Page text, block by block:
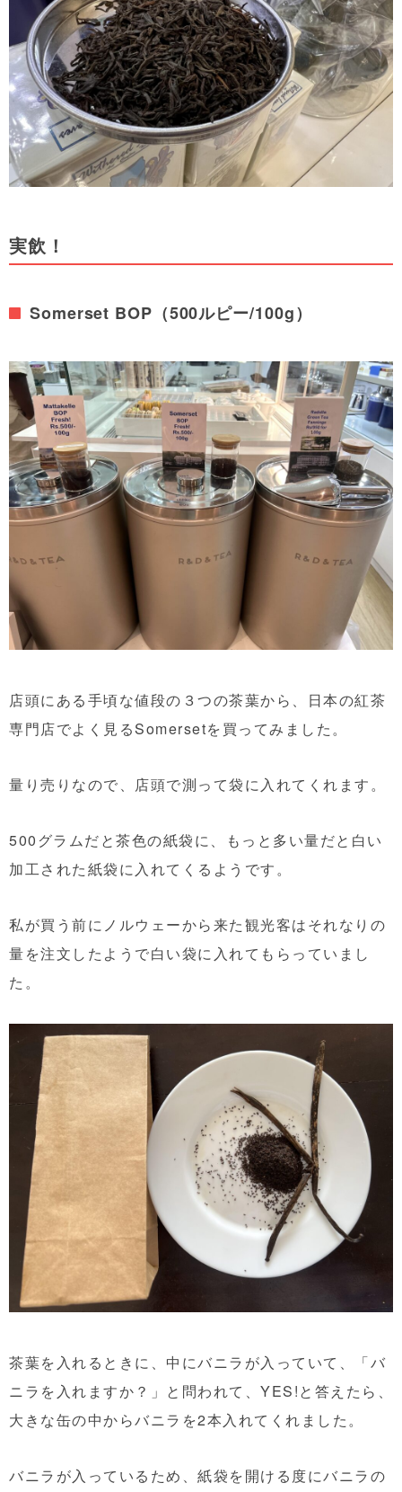
実飲！
Somerset BOP（500ルピー/100g）
店頭にある手頃な値段の３つの茶葉から、日本の紅茶
専門店でよく見るSomersetを買ってみました。
量り売りなので、店頭で測って袋に入れてくれます。
500グラムだと茶色の紙袋に、もっと多い量だと白い
加工された紙袋に入れてくるようです。
私が買う前にノルウェーから来た観光客はそれなりの
量を注文したようで白い袋に入れてもらっていまし
た。
茶葉を入れるときに、中にバニラが入っていて、「バ
ニラを入れますか？」と問われて、YES!と答えたら、
大きな缶の中からバニラを2本入れてくれました。
バニラが入っているため、紙袋を開ける度にバニラの